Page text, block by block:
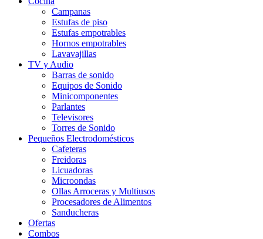
Campanas
Estufas de piso
Estufas empotrables
Hornos empotrables
Lavavajillas
TV y Audio
Barras de sonido
Equipos de Sonido
Minicomponentes
Parlantes
Televisores
Torres de Sonido
Pequeños Electrodomésticos
Cafeteras
Freidoras
Licuadoras
Microondas
Ollas Arroceras y Multiusos
Procesadores de Alimentos
Sanducheras
Ofertas
Combos